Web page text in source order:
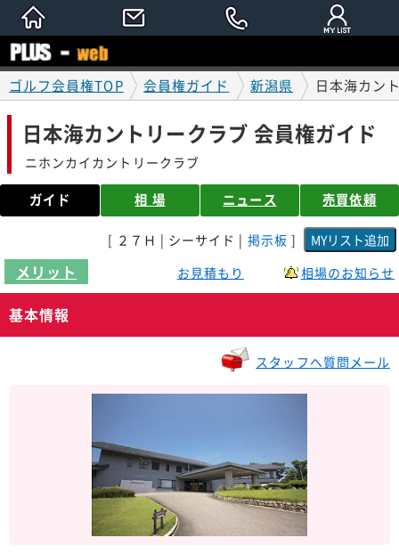
ゴルフ会員権TOP 会員権ガイド 新潟県 日本海カン
日本海カントリークラブ 会員権ガイド
ニホンカイカントリークラブ
ガイド 相 場 ニュース 売買依頼
[ ２７Ｈ | シーサイド | 掲示板 ]
メリット お見積もり 相場のお知らせ
基本情報
スタッフへ質問メール